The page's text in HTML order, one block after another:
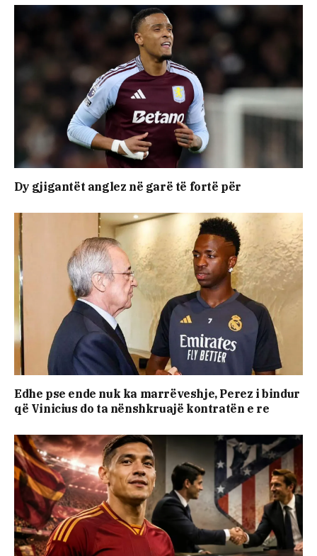
Dy gjigantët anglez në garë të fortë për
Edhe pse ende nuk ka marrëveshje, Perez i bindur
që Vinicius do ta nënshkruajë kontratën e re